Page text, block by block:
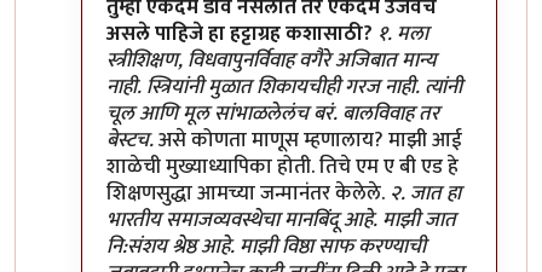
तुम्ही एकदम डावे नसलात तर एकदम उजवेच
असले पाहिजे हा हट्टाग्रह कशासाठी? १. मला
स्त्रीशिक्षण, विधवापुनर्विवाह वगैरे अजिबात मान्य
नाही. स्त्रियांनी मुळात शिकायचीही गरज नाही. त्यांनी
चूल आणि मूल सांभाळलेलंच बरं. बालविवाह तर
बेस्टच.असे कोणता माणूस म्हणालाय? माझी आई
शाळेची मुख्याध्यापिका होती. तिचे एम ए बी एड हे
शिक्षणसुद्धा आमच्या जन्मानंतर केलेले. २. जात हा
भारतीय समाजव्यवस्थेचा मानबिंदू आहे. माझी जात
नि:संशय श्रेष्ठ आहे. माझी विष्ठा साफ करण्याची